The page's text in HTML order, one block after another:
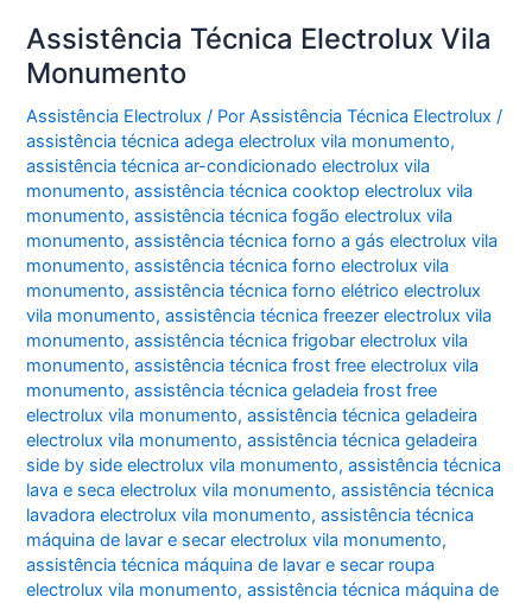
Assistência Técnica Electrolux Vila
Monumento
Assistência Electrolux / PorAssistência Técnica Electrolux/
assistência técnica adega electrolux vila monumento,
assistência técnica ar-condicionado electrolux vila
monumento,assistência técnica cooktop electrolux vila
monumento,assistência técnica fogão electrolux vila
monumento,assistência técnica forno a gás electrolux vila
monumento,assistência técnica forno electrolux vila
monumento,assistência técnica forno elétrico electrolux
vila monumento,assistência técnica freezer electrolux vila
monumento,assistência técnica frigobar electrolux vila
monumento,assistência técnica frost free electrolux vila
monumento,assistência técnica geladeia frost free
electrolux vila monumento,assistência técnica geladeira
electrolux vila monumento,assistência técnica geladeira
side by side electrolux vila monumento,assistência técnica
lava e seca electrolux vila monumento,assistência técnica
lavadora electrolux vila monumento,assistência técnica
máquina de lavar e secar electrolux vila monumento,
assistência técnica máquina de lavar e secar roupa
electrolux vila monumento,assistência técnica máquina de